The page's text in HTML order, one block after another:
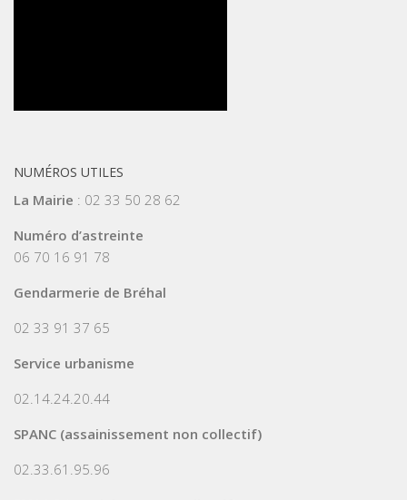
NUMÉROS UTILES
La Mairie : 02 33 50 28 62
Numéro d’astreinte
06 70 16 91 78
Gendarmerie de Bréhal
02 33 91 37 65
Service urbanisme
02.14.24.20.44
SPANC (assainissement non collectif)
02.33.61.95.96